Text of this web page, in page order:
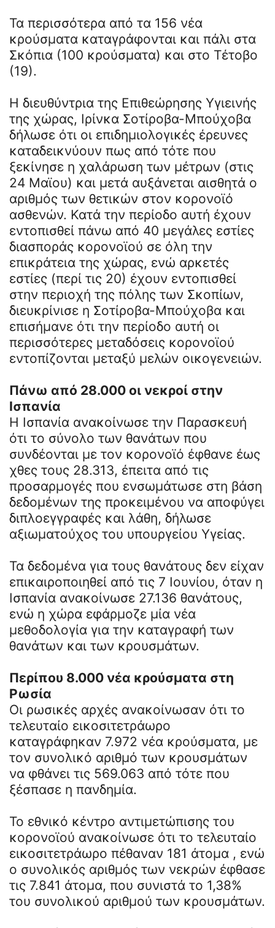
Τα περισσότερα από τα 156 νέα
κρούσματα καταγράφονται και πάλι στα
Σκόπια (100 κρούσματα) και στο Τέτοβο
(19).
Η διευθύντρια της Επιθεώρησης Υγιεινής
της χώρας, Ιρίνκα Σοτίροβα-Μπούχοβα
δήλωσε ότι οι επιδημιολογικές έρευνες
καταδεικνύουν πως από τότε που
ξεκίνησε η χαλάρωση των μέτρων (στις
24 Μαϊου) και μετά αυξάνεται αισθητά ο
αριθμός των θετικών στον κορονοϊό
ασθενών. Κατά την περίοδο αυτή έχουν
εντοπισθεί πάνω από 40 μεγάλες εστίες
διασποράς κορονοϊού σε όλη την
επικράτεια της χώρας, ενώ αρκετές
εστίες (περί τις 20) έχουν εντοπισθεί
στην περιοχή της πόλης των Σκοπίων,
διευκρίνισε η Σοτίροβα-Μπούχοβα και
επισήμανε ότι την περίοδο αυτή οι
περισσότερες μεταδόσεις κορoνοϊού
εντοπίζονται μεταξύ μελών οικογενειών.
Πάνω από 28.000 οι νεκροί στην
Ισπανία
Η Ισπανία ανακοίνωσε την Παρασκευή
ότι το σύνολο των θανάτων που
συνδέονται με τον κορονοϊό έφθανε έως
χθες τους 28.313, έπειτα από τις
προσαρμογές που ενσωμάτωσε στη βάση
δεδομένων της προκειμένου να αποφύγει
διπλοεγγραφές και λάθη, δήλωσε
αξιωματούχος του υπουργείου Υγείας.
Τα δεδομένα για τους θανάτους δεν είχαν
επικαιροποιηθεί από τις 7 Ιουνίου, όταν η
Ισπανία ανακοίνωσε 27.136 θανάτους,
ενώ η χώρα εφάρμοζε μία νέα
μεθοδολογία για την καταγραφή των
θανάτων και των κρουσμάτων.
Περίπου 8.000 νέα κρούσματα στη
Ρωσία
Οι ρωσικές αρχές ανακοίνωσαν ότι το
τελευταίο εικοσιτετράωρο
καταγράφηκαν 7.972 νέα κρούσματα, με
τον συνολικό αριθμό των κρουσμάτων
να φθάνει τις 569.063 από τότε που
ξέσπασε η πανδημία.
Το εθνικό κέντρο αντιμετώπισης του
κορονοϊού ανακοίνωσε ότι το τελευταίο
εικοσιτετράωρο πέθαναν 181 άτομα , ενώ
ο συνολικός αριθμός των νεκρών έφθασε
τις 7.841 άτομα, που συνιστά το 1,38%
του συνολικού αριθμού των κρουσμάτων.